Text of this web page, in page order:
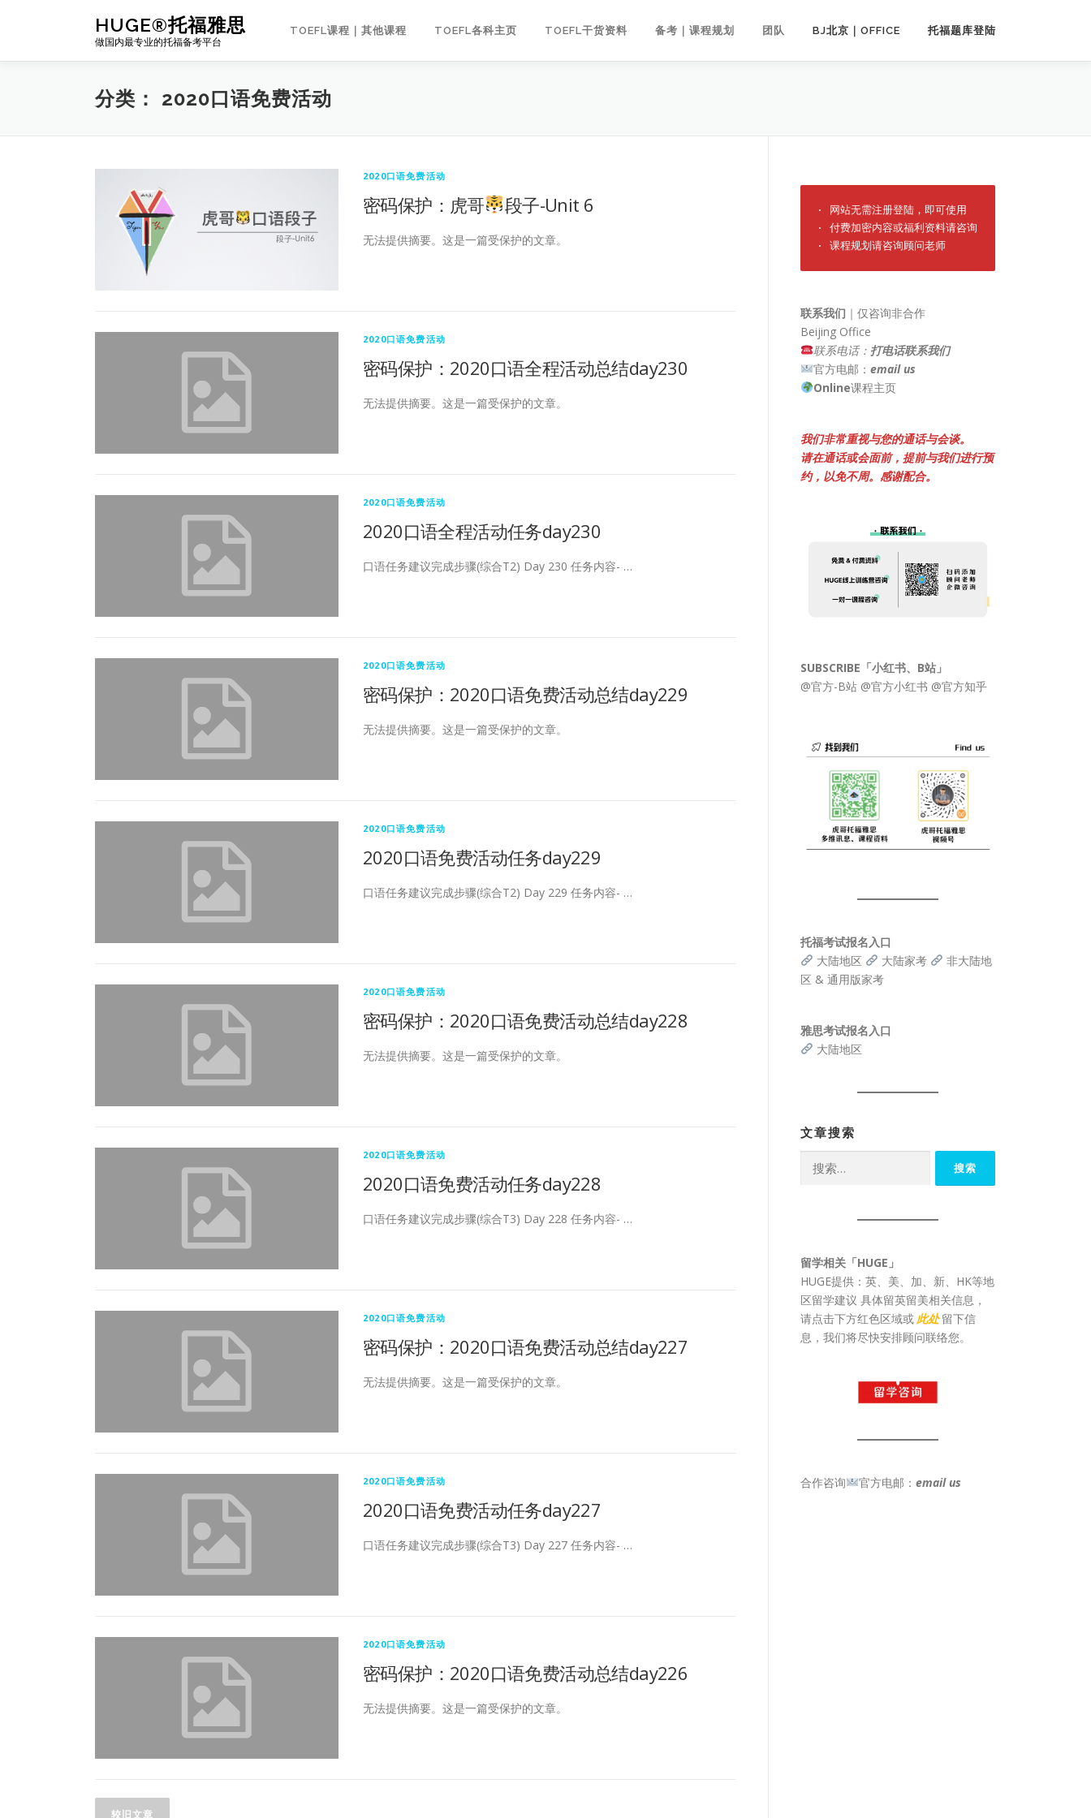
HUGE®托福雅思
做国内最专业的托福备考平台
TOEFL课程｜其他课程 TOEFL各科主页 TOEFL干货资料 备考｜课程规划 团队 BJ北京｜OFFICE 托福题库登陆
分类： 2020口语免费活动
2020口语免费活动
密码保护：虎哥 段子-Unit 6
无法提供摘要。这是一篇受保护的文章。
2020口语免费活动
密码保护：2020口语全程活动总结day230
无法提供摘要。这是一篇受保护的文章。
2020口语免费活动
2020口语全程活动任务day230
口语任务建议完成步骤(综合T2) Day 230 任务内容- …
2020口语免费活动
密码保护：2020口语免费活动总结day229
无法提供摘要。这是一篇受保护的文章。
2020口语免费活动
2020口语免费活动任务day229
口语任务建议完成步骤(综合T2) Day 229 任务内容- …
2020口语免费活动
密码保护：2020口语免费活动总结day228
无法提供摘要。这是一篇受保护的文章。
2020口语免费活动
2020口语免费活动任务day228
口语任务建议完成步骤(综合T3) Day 228 任务内容- …
2020口语免费活动
密码保护：2020口语免费活动总结day227
无法提供摘要。这是一篇受保护的文章。
2020口语免费活动
2020口语免费活动任务day227
口语任务建议完成步骤(综合T3) Day 227 任务内容- …
2020口语免费活动
密码保护：2020口语免费活动总结day226
无法提供摘要。这是一篇受保护的文章。
文
较旧文章
· 网站无需注册登陆，即可使用
· 付费加密内容或福利资料请咨询
· 课程规划请咨询顾问老师
联系我们 ｜仅咨询非合作
Beijing Office
联系电话： 打电话联系我们
官方电邮： email us
Online课程主页
我们非常重视与您的通话与会谈。
请在通话或会面前，提前与我们进行预
约，以免不周。感谢配合。
SUBSCRIBE「小红书、B站」
@官方-B站 @官方小红书 @官方知乎
托福考试报名入口
大陆地区
大陆家考
非大陆地
区 & 通用版家考
雅思考试报名入口
大陆地区
文章搜索
索：
留学相关「HUGE」
HUGE提供：英、美、加、新、HK等地
区留学建议 具体留英留美相关信息，
请点击下方红色区域或此处 留下信
息，我们将尽快安排顾问联络您。
合作咨询 官方电邮： email us